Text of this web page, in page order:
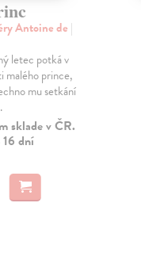
Antoine de |
letec potká v
malého prince,
mu setkání
sklade v ČR.
dní